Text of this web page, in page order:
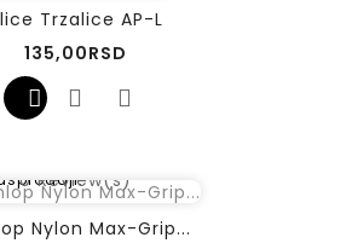
Trzalice AP-L
135,00RSD
0Review(s)
Nylon Max-Grip...